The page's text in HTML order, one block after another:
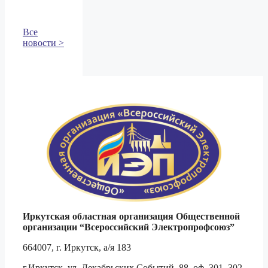
Все
новости >
Иркутская областная организация Общественной
организации “Всероссийский Электропрофсоюз”
664007, г. Иркутск, а/я 183